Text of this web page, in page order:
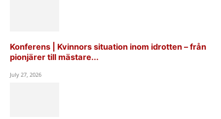
Konferens | Kvinnors situation inom idrotten – från
pionjärer till mästare...
July 27, 2026